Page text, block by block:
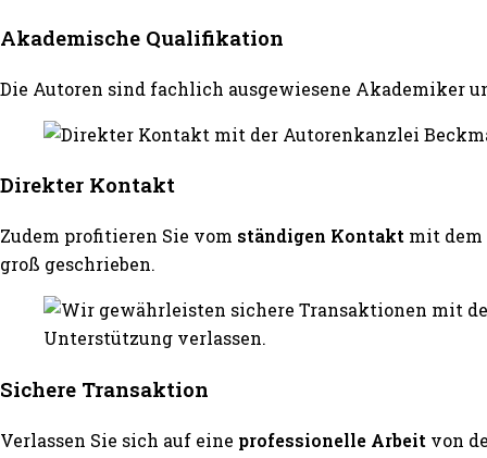
Akademische Qualifikation
Die Autoren sind fachlich ausgewiesene Akademiker
Direkter Kontakt
Zudem profitieren Sie vom ständigen Kontakt mit
groß geschrieben.
Sichere Transaktion
Verlassen Sie sich auf eine professionelle Arbeit von